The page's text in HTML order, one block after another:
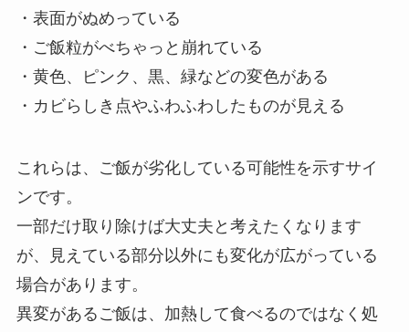
・表面がぬめっている
・ご飯粒がべちゃっと崩れている
・黄色、ピンク、黒、緑などの変色がある
・カビらしき点やふわふわしたものが見える
これらは、ご飯が劣化している可能性を示すサイ
ンです。
一部だけ取り除けば大丈夫と考えたくなります
が、見えている部分以外にも変化が広がっている
場合があります。
異変があるご飯は、加熱して食べるのではなく処